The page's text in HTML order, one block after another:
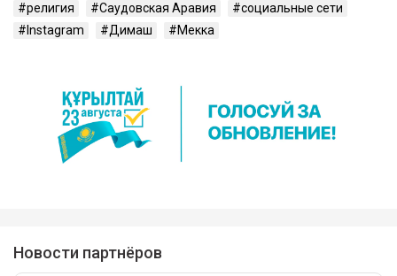
религия Саудовская Аравия
социальные сети
Instagram
Димаш Мекка